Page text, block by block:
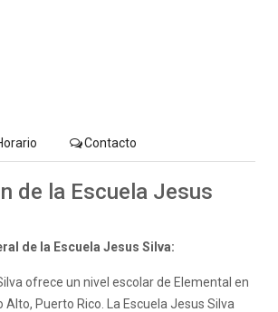
Contacto
de la Escuela Jesus
de la Escuela Jesus Silva:
ofrece un nivel escolar de Elemental en
Alto, Puerto Rico. La Escuela Jesus Silva